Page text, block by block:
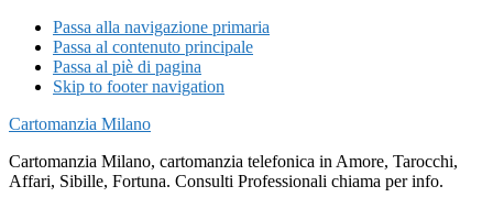
Passa alla navigazione primaria
Passa al contenuto principale
Passa al piè di pagina
Skip to footer navigation
Cartomanzia Milano
Cartomanzia Milano, cartomanzia telefonica in Amore, Tarocchi,
Affari, Sibille, Fortuna. Consulti Professionali chiama per info.